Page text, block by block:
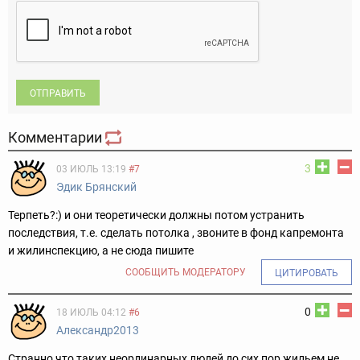
ОТПРАВИТЬ
Комментарии
3
03 ИЮЛЬ 13:19 #7
Эдик Брянский
Терпеть?:) и они теоретически должны потом устранить
последствия, т.е. сделать потолка , звоните в фонд капремонта
и жилинспекцию, а не сюда пишите
СООБЩИТЬ МОДЕРАТОРУ ЦИТИРОВАТЬ
0
18 ИЮЛЬ 04:12 #6
Александр2013